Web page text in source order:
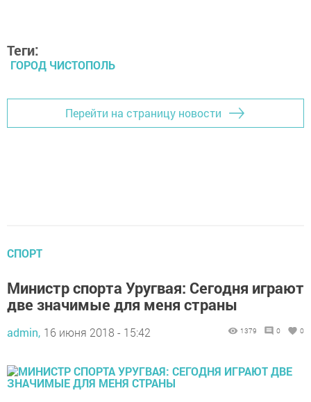
Теги:
ГОРОД ЧИСТОПОЛЬ
Перейти на страницу новости
СПОРТ
Министр спорта Уругвая: Сегодня играют
две значимые для меня страны
admin, 16 июня 2018 - 15:42 1379 0 0